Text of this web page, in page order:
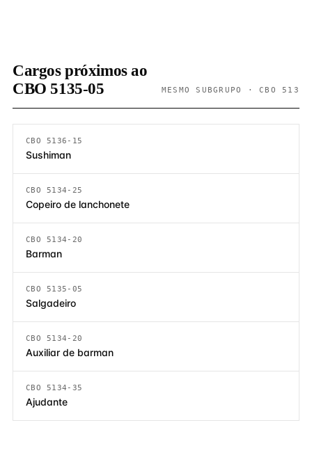
Cargos próximos ao
CBO 5135-05
MESMO SUBGRUPO · CBO 513
CBO 5136-15
Sushiman
CBO 5134-25
Copeiro de lanchonete
CBO 5134-20
Barman
CBO 5135-05
Salgadeiro
CBO 5134-20
Auxiliar de barman
CBO 5134-35
Ajudante